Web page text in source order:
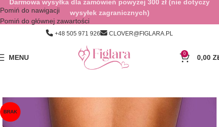
Pomiń do nawigacji
Pomiń do głównej zawartości
+48 505 971 926 CLOVER@FIGLARA.PL
MENU 0 0,00
BRAK
Darmowa wysyłka dla zamówień powyżej 300 zł (nie dotyczy
wysyłek zagranicznych)